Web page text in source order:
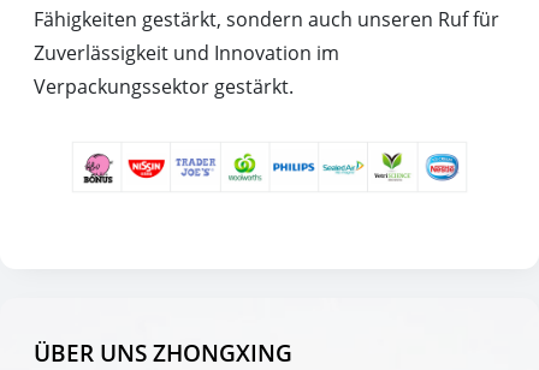
Fähigkeiten gestärkt, sondern auch unseren Ruf für
Zuverlässigkeit und Innovation im
Verpackungssektor gestärkt.
ÜBER UNS ZHONGXING